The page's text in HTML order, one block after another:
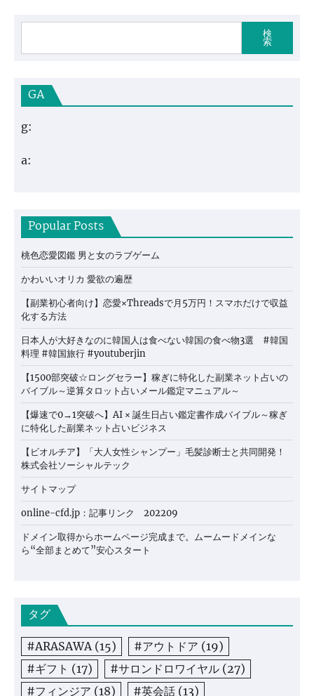
検
索
GA
g:
a:
Popular Posts
桃色恋愛図鑑 男と女のラブゲーム
かわいいオリカ 愛欲の遍歴
【副業初心者向け】恋愛×Threadsで月5万円！スマホだけで収益
化する方法
日本人が大好きなのに韓国人は食べない韓国の食べ物3選 #韓国
料理 #韓国旅行 #youtuberjin
【1500部突破☆ロングセラー】稼ぎに特化した副業ネット占いの
バイブル～逆算タロット占いメール鑑定マニュアル～
【爆速で0→1突破へ】AI × 誕生日占い鑑定書作成バイブル～稼ぎ
に特化した副業ネット占いビジネス
【ビオルチア】「大人女性シャンプー」毛髪診断士と共同開発！
株式会社ソーシャルテック
サイトマップ
online-cfd.jp：記事リンク 202209
ドメイン取得からホームページ完成まで。ムームードメインな
ら“全部まとめて”安心スタート
タグ
#ARASAWA(15) #アウトドア (19)
#ギフト (17) #サロンドロワイヤル (27)
#フィンジア (18) #英会話 (13)